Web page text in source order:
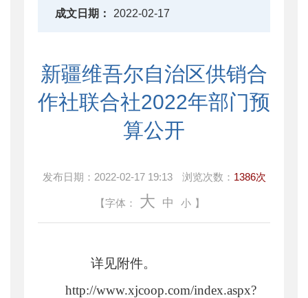
行业监管
重点领域信息公开
成文日期：
2022-02-17
新疆维吾尔自治区供销合
作社联合社2022年部门预
算公开
发布日期： 2022-02-17 19:13 浏览次数： 1386次
【字体： 大 中 小 】
详见附件。
http://www.xjcoop.com/index.aspx?